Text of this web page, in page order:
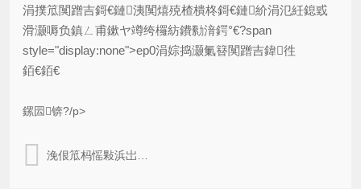
涓撲笟闃蹭吉鎶€鏈洟闃熺殑楂樻柊鎶€鏈紒涓氾紝鎴戜
滑灏嗕负鎮ㄥ甫鏉ヤ竴绔欏紡鐨勬湇鍔°€?span
style="display:none">ep0涓婃捣灏氭簮闃蹭吉鍏徃
銆€銆€
鏍囩锛?/p>
浼佷笟杩愮敤浜岀淮鐮佽拷婧郴缁熷彲浠ヨв鍐充粈涔堥棶棰橈紵